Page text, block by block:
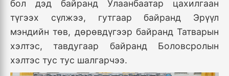
бол дэд байранд Улаанбаатар цахилгаан
түгээх сүлжээ, гутгаар байранд Эрүүл
мэндийн төв, дөрөвдүгээр байранд Татварын
хэлтэс, тавдугаар байранд Боловсролын
хэлтэс тус тус шалгарчээ.